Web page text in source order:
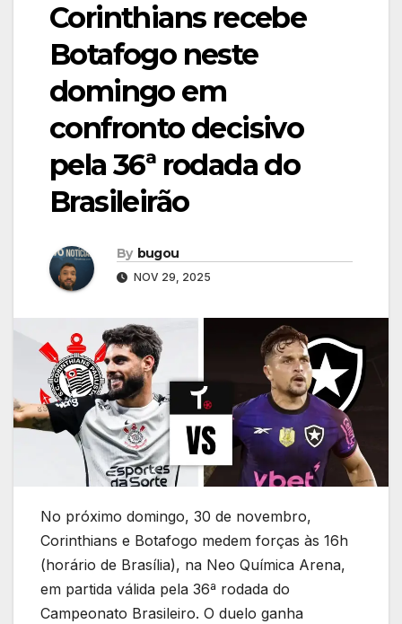
Corinthians recebe
Botafogo neste
domingo em
confronto decisivo
pela 36ª rodada do
Brasileirão
By bugou
NOV 29, 2025
No próximo domingo, 30 de novembro,
Corinthians e Botafogo medem forças às 16h
(horário de Brasília), na Neo Química Arena,
em partida válida pela 36ª rodada do
Campeonato Brasileiro. O duelo ganha